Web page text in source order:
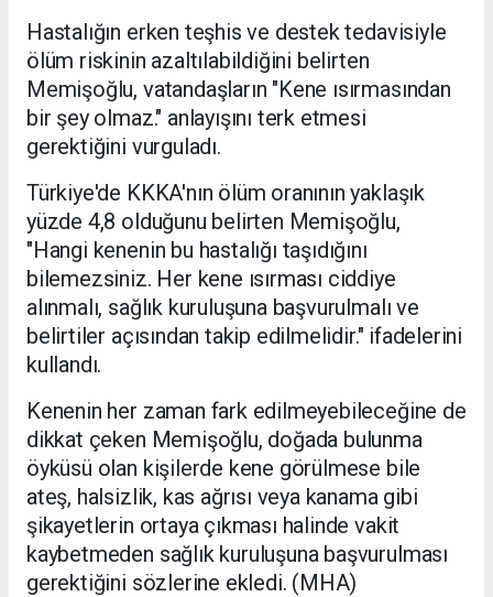
Hastalığın erken teşhis ve destek tedavisiyle
ölüm riskinin azaltılabildiğini belirten
Memişoğlu, vatandaşların "Kene ısırmasından
bir şey olmaz." anlayışını terk etmesi
gerektiğini vurguladı.
Türkiye'de KKKA'nın ölüm oranının yaklaşık
yüzde 4,8 olduğunu belirten Memişoğlu,
"Hangi kenenin bu hastalığı taşıdığını
bilemezsiniz. Her kene ısırması ciddiye
alınmalı, sağlık kuruluşuna başvurulmalı ve
belirtiler açısından takip edilmelidir." ifadelerini
kullandı.
Kenenin her zaman fark edilmeyebileceğine de
dikkat çeken Memişoğlu, doğada bulunma
öyküsü olan kişilerde kene görülmese bile
ateş, halsizlik, kas ağrısı veya kanama gibi
şikayetlerin ortaya çıkması halinde vakit
kaybetmeden sağlık kuruluşuna başvurulması
gerektiğini sözlerine ekledi. (MHA)